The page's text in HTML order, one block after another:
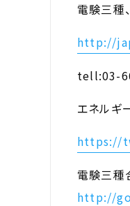
電験三種
http://
tell:03-
エネル
https://
電験三種
http://